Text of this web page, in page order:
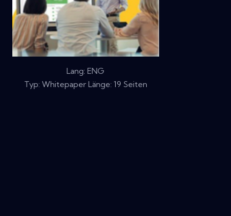
Lang: ENG
Typ: Whitepaper Länge: 19 Seiten